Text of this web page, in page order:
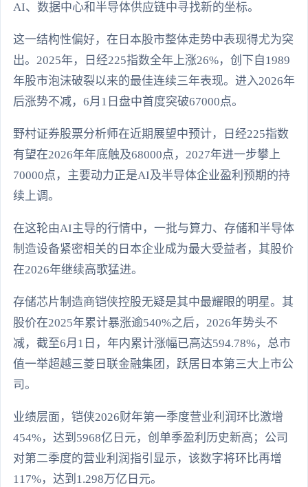
AI、数据中心和半导体供应链中寻找新的坐标。
这一结构性偏好，在日本股市整体走势中表现得尤为突
出。2025年，日经225指数全年上涨26%，创下自1989
年股市泡沫破裂以来的最佳连续三年表现。进入2026年
后涨势不减，6月1日盘中首度突破67000点。
野村证券股票分析师在近期展望中预计，日经225指数
有望在2026年年底触及68000点，2027年进一步攀上
70000点，主要动力正是AI及半导体企业盈利预期的持
续上调。
在这轮由AI主导的行情中，一批与算力、存储和半导体
制造设备紧密相关的日本企业成为最大受益者，其股价
在2026年继续高歌猛进。
存储芯片制造商铠侠控股无疑是其中最耀眼的明星。其
股价在2025年累计暴涨逾540%之后，2026年势头不
减，截至6月1日，年内累计涨幅已高达594.78%，总市
值一举超越三菱日联金融集团，跃居日本第三大上市公
司。
业绩层面，铠侠2026财年第一季度营业利润环比激增
454%，达到5968亿日元，创单季盈利历史新高；公司
对第二季度的营业利润指引显示，该数字将环比再增
117%，达到1.298万亿日元。